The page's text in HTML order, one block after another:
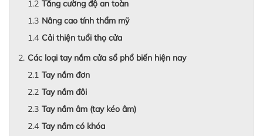
Tăng cường độ an toàn
Nâng cao tính thẩm mỹ
Cải thiện tuổi thọ cửa
Các loại tay nắm cửa sổ phổ biến hiện nay
Tay nắm đơn
Tay nắm đôi
Tay nắm âm (tay kéo âm)
Tay nắm có khóa